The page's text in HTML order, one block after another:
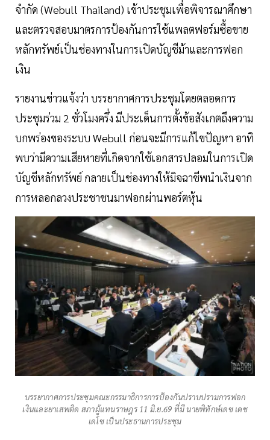
จำกัด (Webull Thailand) เข้าประชุมเพื่อพิจารณาศึกษา
และตรวจสอบมาตรการป้องกันการใช้แพลตฟอร์มซื้อขาย
หลักทรัพย์เป็นช่องทางในการเปิดบัญชีม้าและการฟอก
เงิน
รายงานข่าวแจ้งว่า บรรยากาศการประชุมโดยตลอดการ
ประชุมร่วม 2 ชั่วโมงครึ่ง มีประเด็นการตั้งข้อสังเกตถึงความ
บกพร่องของระบบ Webull ก่อนจะมีการแก้ไขปัญหา อาทิ
พบว่ามีความเสียหายที่เกิดจากใช้เอกสารปลอมในการเปิด
บัญชีหลักทรัพย์ กลายเป็นช่องทางให้มิจฉาชีพนำเงินจาก
การหลอกลวงประชาชนมาฟอกผ่านพอร์ตหุ้น
บรรยากาศการประชุมคณะกรรมาธิการการป้องกันปราบปรามการฟอก
เงินและยาเสพติด สภาผู้แทนราษฎร 11 มิ.ย.69 ที่มี นายพิทักษ์เดช เดช
เดโช เป็นประธานการประชุม